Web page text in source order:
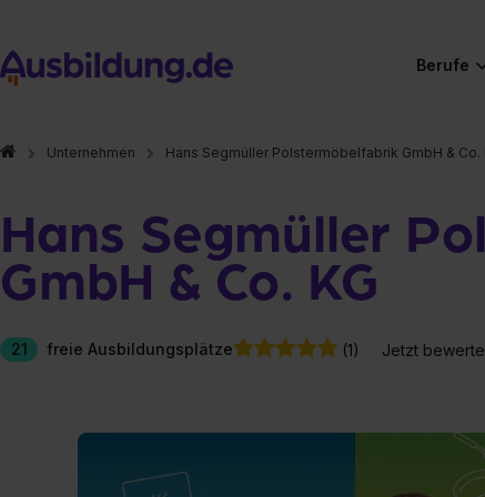
Berufe
Unternehmen Hans Segmüller Polstermöbelfabrik GmbH & Co.
Hans Segmüller
GmbH & Co. KG
21 freie Ausbildungsplätze (1) Jetzt